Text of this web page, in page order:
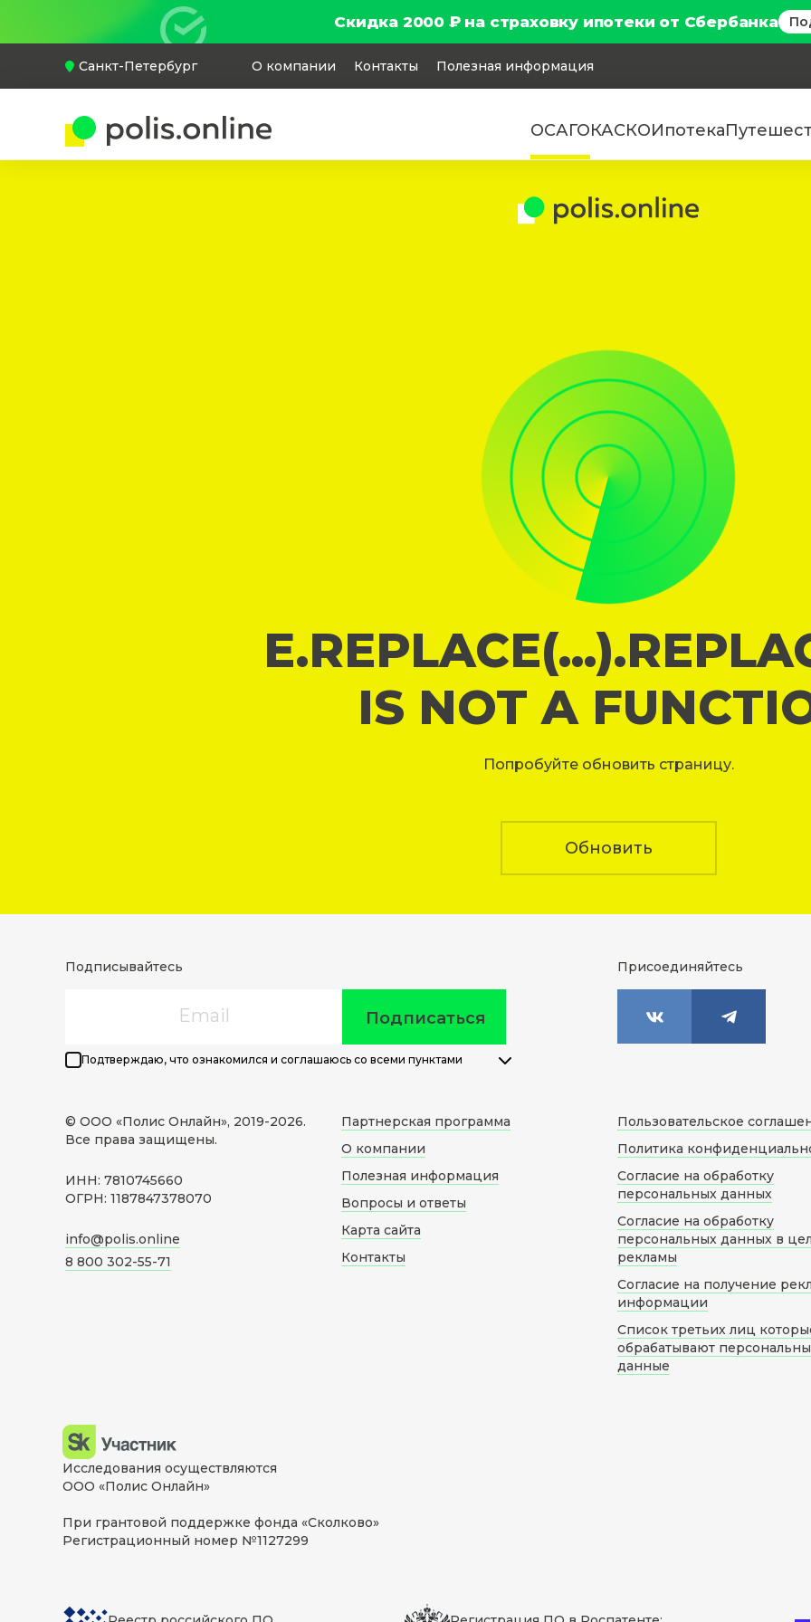
Скидка 2000 ₽ на страховку ипотеки от Сбербанка
Санкт-Петербург О компании Контакты Полезная информация
ОСАГОКАСКОИпотека
IS NOT A
Попробуйте обновить страницу.
Обновить
Подписывайтесь
Подписаться
Подтверждаю, что ознакомился и соглашаюсь со всеми пунктами
Присоединяйтесь
© ООО «Полис Онлайн», 2019-2026.
Все права защищены.
ИНН: 7810745660
ОГРН: 1187847378070
info@polis.online
8 800 302-55-71
Партнерская программа
О компании
Полезная информация
Вопросы и ответы
Карта сайта
Контакты
Пользовательское
Политика
Согласие на обработку
персональных данных
Согласие на обработку
персональных данных в
рекламы
Согласие на получение
информации
Список третьих лиц
обрабатывают
данные
Исследования осуществляются
ООО «Полис Онлайн»
При грантовой поддержке фонда «Сколково»
Регистрационный номер №1127299